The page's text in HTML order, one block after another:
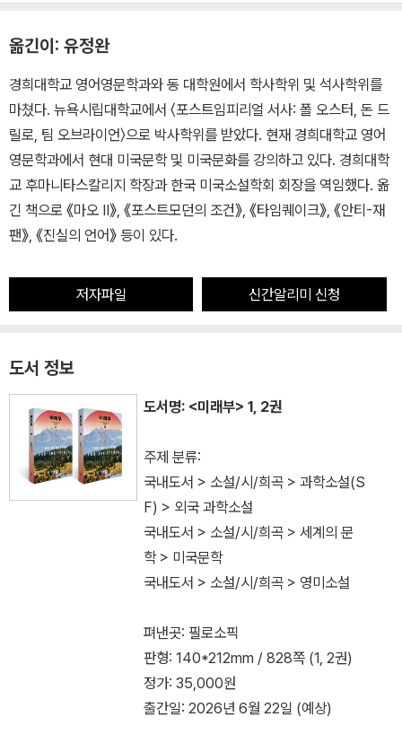
옮긴이: 유정완
경희대학교 영어영문학과와 동 대학원에서 학사학위 및 석사학위를
마쳤다. 뉴욕시립대학교에서 〈포스트임피리얼 서사: 폴 오스터, 돈 드
릴로, 팀 오브라이언〉으로 박사학위를 받았다. 현재 경희대학교 영어
영문학과에서 현대 미국문학 및 미국문화를 강의하고 있다. 경희대학
교 후마니타스칼리지 학장과 한국 미국소설학회 회장을 역임했다. 옮
긴 책으로 《마오 II》, 《포스트모던의 조건》, 《타임퀘이크》, 《안티-재
팬》, 《진실의 언어》 등이 있다.
저자파일 신간알리미 신청
도서 정보
도서명: <미래부> 1, 2권
주제 분류:
국내도서 > 소설/시/희곡 > 과학소설(S
F) > 외국 과학소설
국내도서 > 소설/시/희곡 > 세계의 문
학 > 미국문학
국내도서 > 소설/시/희곡 > 영미소설
펴낸곳: 필로소픽
판형: 140*212mm / 828쪽 (1, 2권)
정가: 35,000원
출간일: 2026년 6월 22일 (예상)